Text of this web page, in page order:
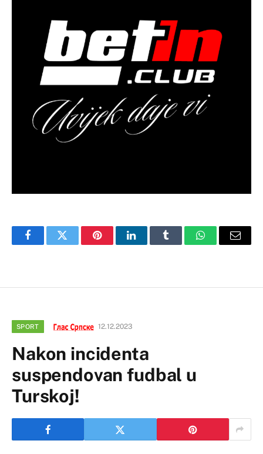
FacebookTwitter PinterestLinkedInTumblr WhatsAppEmail
SPORT 12.12.2023
Nakon incidenta
suspendovan fudbal u
Turskoj!